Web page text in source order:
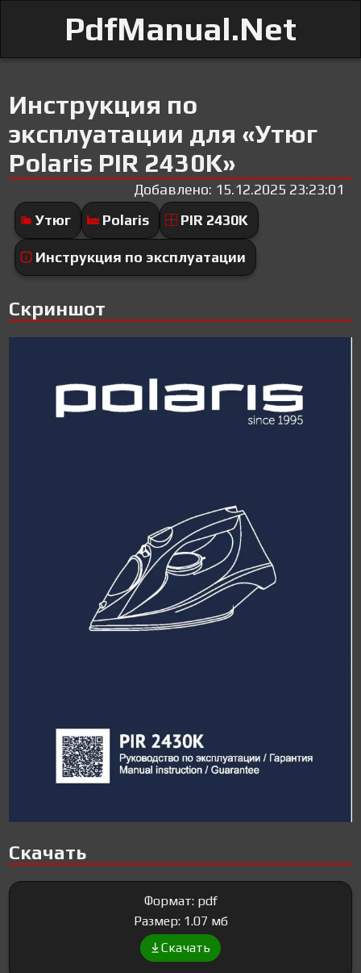
PdfManual.Net
Инструкция по
эксплуатации для «Утюг
Polaris PIR 2430K»
Добавлено: 15.12.2025 23:23:01
Утюг
Polaris PIR 2430K
Инструкция по эксплуатации
Скриншот
Скачать
Формат: pdf
Размер: 1.07 мб
Скачать